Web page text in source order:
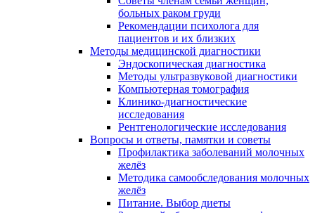
больных раком груди
Рекомендации психолога для
пациентов и их близких
Методы медицинской диагностики
Эндоскопическая диагностика
Методы ультразвуковой диагностики
Компьютерная томография
Клинико-диагностические
исследования
Рентгенологические исследования
Вопросы и ответы, памятки и советы
Профилактика заболеваний молочных
желёз
Методика самообследования молочных
желёз
Питание. Выбор диеты